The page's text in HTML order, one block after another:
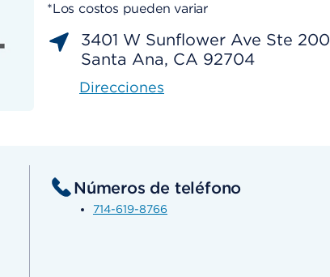
*Los costos pueden variar
3401 W Sunflower Ave Ste 200
Santa Ana, CA 92704
Direcciones
Números de teléfono
714-619-8766